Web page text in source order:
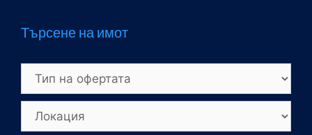
Търсене на имот